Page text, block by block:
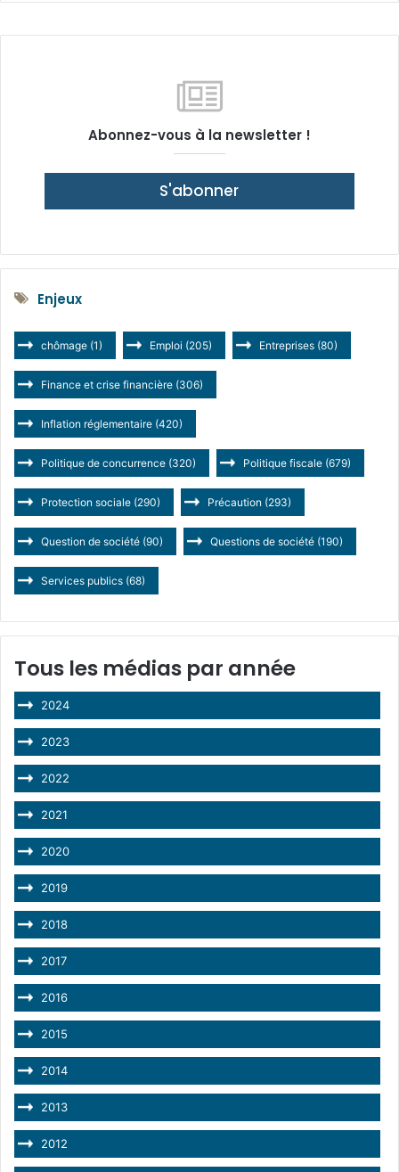
Abonnez-vous à la newsletter !
S'abonner
Enjeux
chômage (1) Emploi (205) Entreprises (80)
Finance et crise financière (306)
Inflation réglementaire (420)
Politique de concurrence (320) Politique fiscale (679)
Protection sociale (290) Précaution (293)
Question de société (90) Questions de société (190)
Services publics (68)
Tous les médias par année
2024
2023
2022
2021
2020
2019
2018
2017
2016
2015
2014
2013
2012